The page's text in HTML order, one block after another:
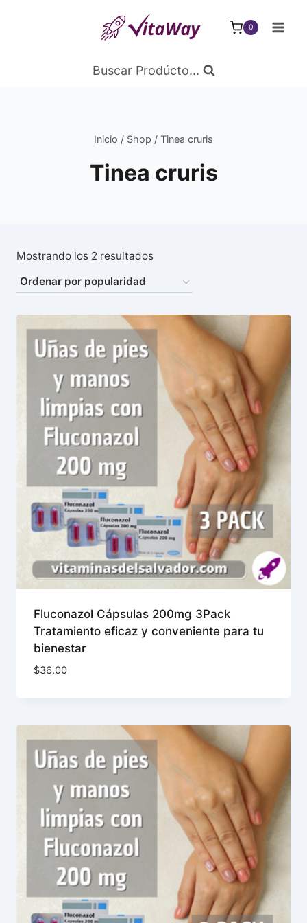
0
Buscar Prodúcto...
Inicio / Shop / Tinea cruris
Tinea cruris
Mostrando los 2 resultadosOrdenado
popularidad
Fluconazol Cápsulas 200mg 3Pack
Tratamiento eficaz y conveniente para tu
bienestar
$36.00